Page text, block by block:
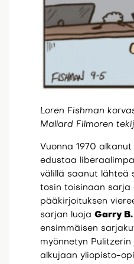
Loren Fishman
Mallard Filmoren
Vuonna 1970
edustaa
välillä saanut lähteä
tosin toisinaan sarja
pääkirjoituksen
sarjan luoja Garry B.
ensimmäisen
myönnetyn Pulitzerin
alkujaan yliopisto-